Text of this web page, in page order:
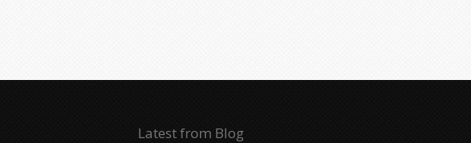
Latest from Blog